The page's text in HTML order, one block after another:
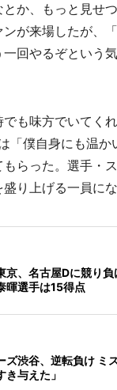
か、もっと見せ
が来場したが、
回やるぞという
も味方でいてく
「僕自身にも温
らった。選手・
り上げる一員に
京、名古屋Dに競り負
暉選手は15得点
ズ渋谷、逆転負け ミ
き与えた」